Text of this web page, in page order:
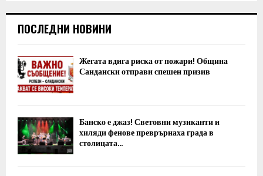
ПОСЛЕДНИ НОВИНИ
Жегата вдига риска от пожари! Община
Сандански отправи спешен призив
Банско е джаз! Световни музиканти и
хиляди фенове преврърнаха града в
столицата...